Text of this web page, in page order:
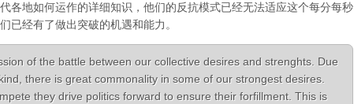
各地如何运作的详细知识，他们的反抗模式已经无法适应这个每分每秒
已经有了做出突破的机遇和能力。
of the battle between our collective desires and strenghts. Due
there is great commonality in some of our strongest desires.
they drive politics forward to ensure their forfillment. This is